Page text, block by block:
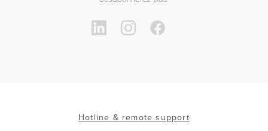
Hotline & remote support